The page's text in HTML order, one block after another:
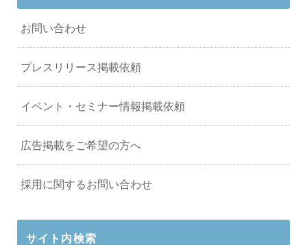
お問い合わせ
プレスリリース掲載依頼
イベント・セミナー情報掲載依頼
広告掲載をご希望の方へ
採用に関するお問い合わせ
サイト内検索